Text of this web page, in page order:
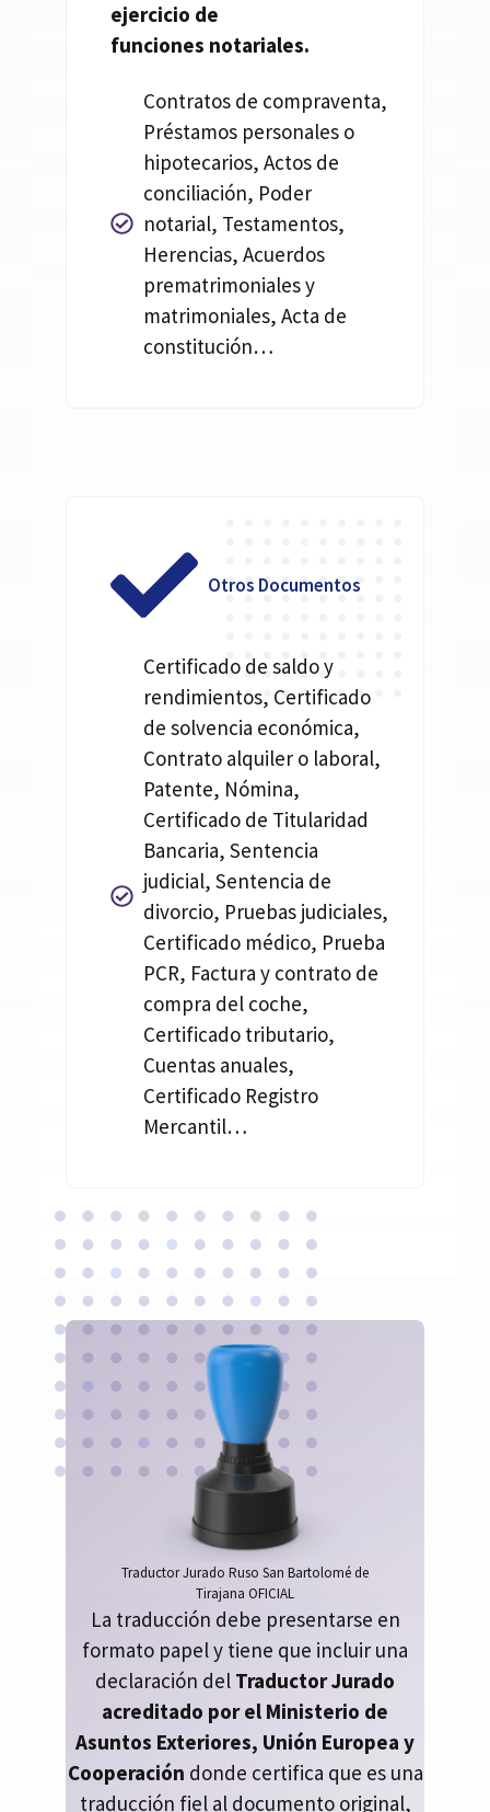
ejercicio de
funciones notariales.
Contratos de compraventa,
Préstamos personales o
hipotecarios, Actos de
conciliación, Poder
notarial, Testamentos,
Herencias, Acuerdos
prematrimoniales y
matrimoniales, Acta de
constitución…
Otros Documentos
Certificado de saldo y
rendimientos, Certificado
de solvencia económica,
Contrato alquiler o laboral,
Patente, Nómina,
Certificado de Titularidad
Bancaria, Sentencia
judicial, Sentencia de
divorcio, Pruebas judiciales,
Certificado médico, Prueba
PCR, Factura y contrato de
compra del coche,
Certificado tributario,
Cuentas anuales,
Certificado Registro
Mercantil…
Traductor Jurado Ruso San Bartolomé de
Tirajana OFICIAL
La traducción debe presentarse en
formato papel y tiene que incluir una
declaración del Traductor Jurado
acreditado por el Ministerio de
Asuntos Exteriores, Unión Europea y
Cooperación donde certifica que es una
traducción fiel al documento original,